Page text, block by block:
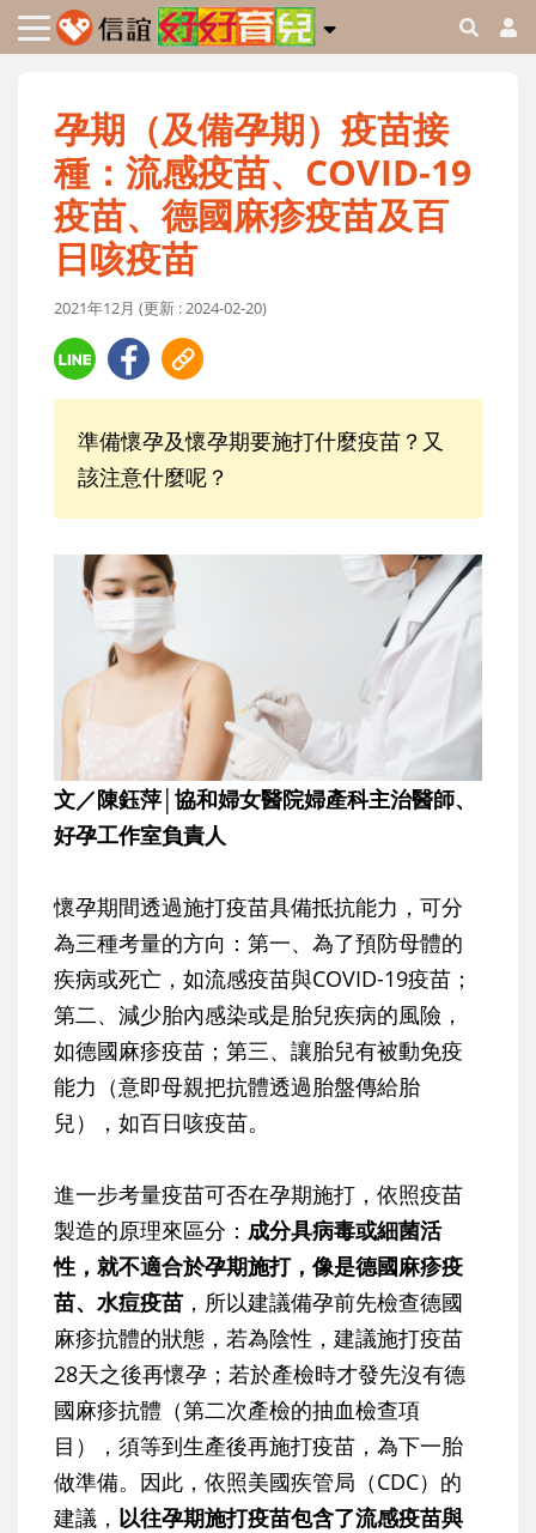
孕期（及備孕期）疫苗接
種：流感疫苗、COVID-19
疫苗、德國麻疹疫苗及百
日咳疫苗
2021年12月 (更新 : 2024-02-20)
準備懷孕及懷孕期要施打什麼疫苗？又
該注意什麼呢？
文／陳鈺萍│協和婦女醫院婦產科主治醫師、
好孕工作室負責人
懷孕期間透過施打疫苗具備抵抗能力，可分
為三種考量的方向：第一、為了預防母體的
疾病或死亡，如流感疫苗與COVID-19疫苗；
第二、減少胎內感染或是胎兒疾病的風險，
如德國麻疹疫苗；第三、讓胎兒有被動免疫
能力（意即母親把抗體透過胎盤傳給胎
兒），如百日咳疫苗。
進一步考量疫苗可否在孕期施打，依照疫苗
製造的原理來區分： 成分具病毒或細菌活
性，就不適合於孕期施打，像是德國麻疹疫
苗、水痘疫苗 ，所以建議備孕前先檢查德國
麻疹抗體的狀態，若為陰性，建議施打疫苗
28天之後再懷孕；若於產檢時才發先沒有德
國麻疹抗體（第二次產檢的抽血檢查項
目），須等到生產後再施打疫苗，為下一胎
做準備。因此，依照美國疾管局（CDC）的
建議， 以往孕期施打疫苗包含了流感疫苗與